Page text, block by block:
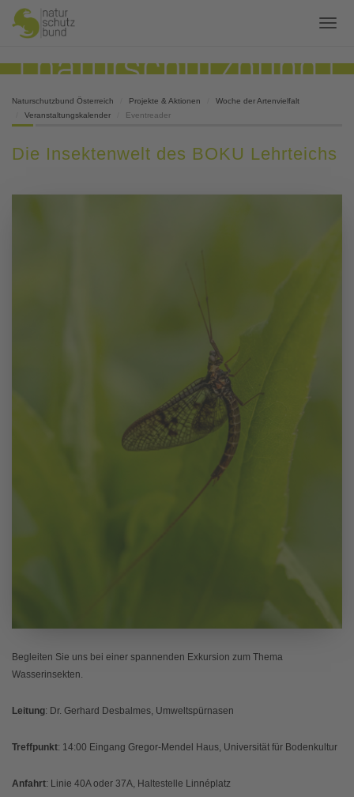
Naturschutzbund Österreich Projekte & Aktionen
Woche der Artenvielfalt
Veranstaltungskalender
Eventreader
Die Insektenwelt des BOKU Lehrteichs
Begleiten Sie uns bei einer spannenden Exkursion zum Thema
Wasserinsekten.
Leitung: Dr. Gerhard Desbalmes, Umweltspürnasen
Treffpunkt: 14:00 Eingang Gregor-Mendel Haus, Universität für Bodenkultur
Anfahrt: Linie 40A oder 37A, Haltestelle Linnéplatz